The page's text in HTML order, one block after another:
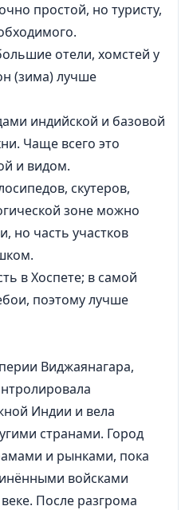
простой, но туристу,
отели, хомстей у
(зима) лучше
индийской и базовой
Чаще всего это
и видом.
скутеров,
зоне можно
но часть участков
в Хоспете; в самой
поэтому лучше
Виджаянагара,
Индии и вела
странами. Город
и рынками, пока
войсками
После разгрома